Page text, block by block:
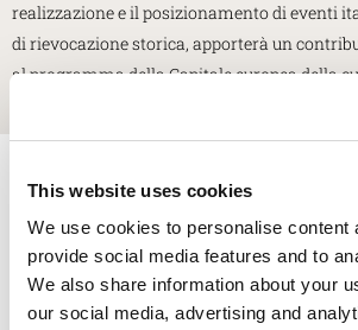
This website uses cookies
We use cookies to personalise content
provide social media features and to
We also share information about your
our social media, advertising and
realizzazione e il posizionamento di eventi
di rievocazione storica, apporterà un
al programma della Capitale europea della
dal mondo dell'archeologia e molto altro.
* Campi obbligatori